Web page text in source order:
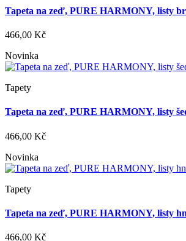
Tapeta na zeď, PURE HARMONY, listy
466,00 Kč
Novinka
Tapety
Tapeta na zeď, PURE HARMONY, listy
466,00 Kč
Novinka
Tapety
Tapeta na zeď, PURE HARMONY, listy
466,00 Kč